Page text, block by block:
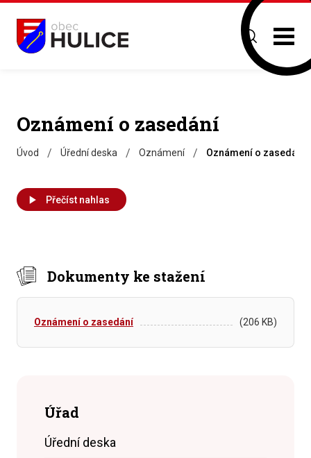
Oznámení o zasedání
Úvod / Úřední deska / Oznámení / Oznámení o zasedání
Přečíst nahlas
Dokumenty ke stažení
Oznámení o zasedání (206 KB)
Úřad
Úřední deska